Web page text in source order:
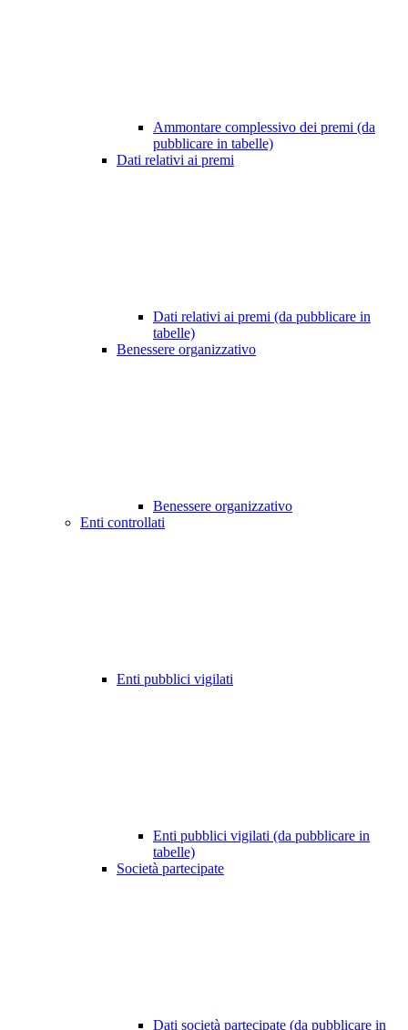
Ammontare complessivo dei premi (da
pubblicare in tabelle)
Dati relativi ai premi
Dati relativi ai premi (da pubblicare in
tabelle)
Benessere organizzativo
Benessere organizzativo
Enti controllati
Enti pubblici vigilati
Enti pubblici vigilati (da pubblicare in
tabelle)
Società partecipate
Dati società partecipate (da pubblicare in